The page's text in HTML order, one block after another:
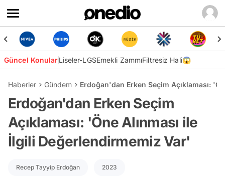
Güncel KonularLiseler-LGSEmekli ZammıFiltresiz Hali😱
Haberler Gündem Erdoğan'dan Erken Seçim Açıklaması:
Erdoğan'dan Erken Seçim
Açıklaması: 'Öne Alınması ile
İlgili Değerlendirmemiz Var'
Recep Tayyip Erdoğan 2023